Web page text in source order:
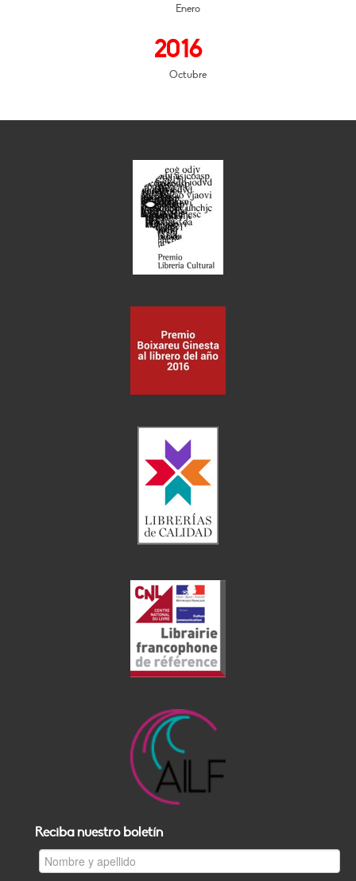
Enero
2016
Octubre
Reciba nuestro boletín